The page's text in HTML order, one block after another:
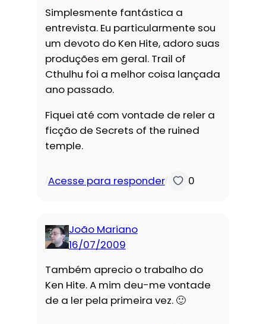
Simplesmente fantástica a
entrevista. Eu particularmente sou
um devoto do Ken Hite, adoro suas
produções em geral. Trail of
Cthulhu foi a melhor coisa lançada
ano passado.
Fiquei até com vontade de reler a
ficção de Secrets of the ruined
temple.
/Acesse para responder/ 0
João Mariano
16/07/2009
Também aprecio o trabalho do
Ken Hite. A mim deu-me vontade
de a ler pela primeira vez. 🙂